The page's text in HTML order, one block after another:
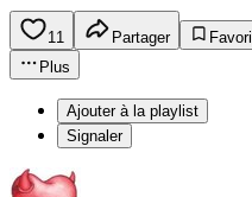
11 Partager
Favori
Plus
Ajouter à la playlist
Signaler